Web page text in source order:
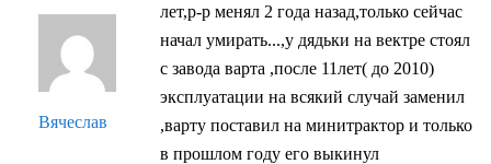
Вячеслав
лет,р-р менял 2 года назад,только сейчас
начал умирать...,у дядьки на вектре стоял
с завода варта ,после 11лет( до 2010)
эксплуатации на всякий случай заменил
,варту поставил на минитрактор и только
в прошлом году его выкинул